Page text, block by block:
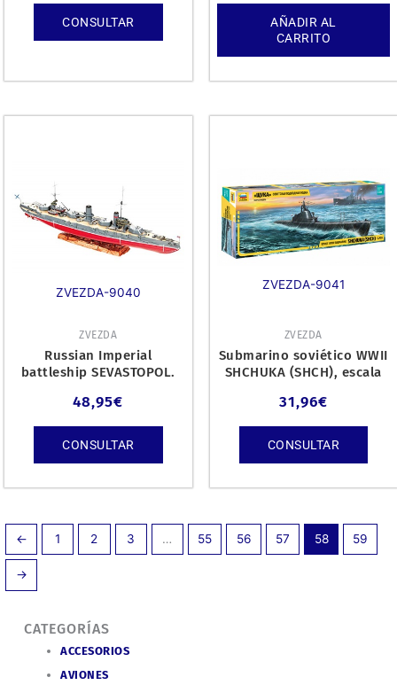
CATEGORÍAS
ACCESORIOS
AVIONES
CONSULTAR
AÑADIR AL
CARRITO
ZVEZDA-9040
ZVEZDA
Russian Imperial
battleship SEVASTOPOL.
48,95€
CONSULTAR
ZVEZDA-9041
ZVEZDA
Submarino soviético WWII
SHCHUKA (SHCH), escala
31,96€
CONSULTAR
← 1 2 3 … 55 56 57 58 59
→